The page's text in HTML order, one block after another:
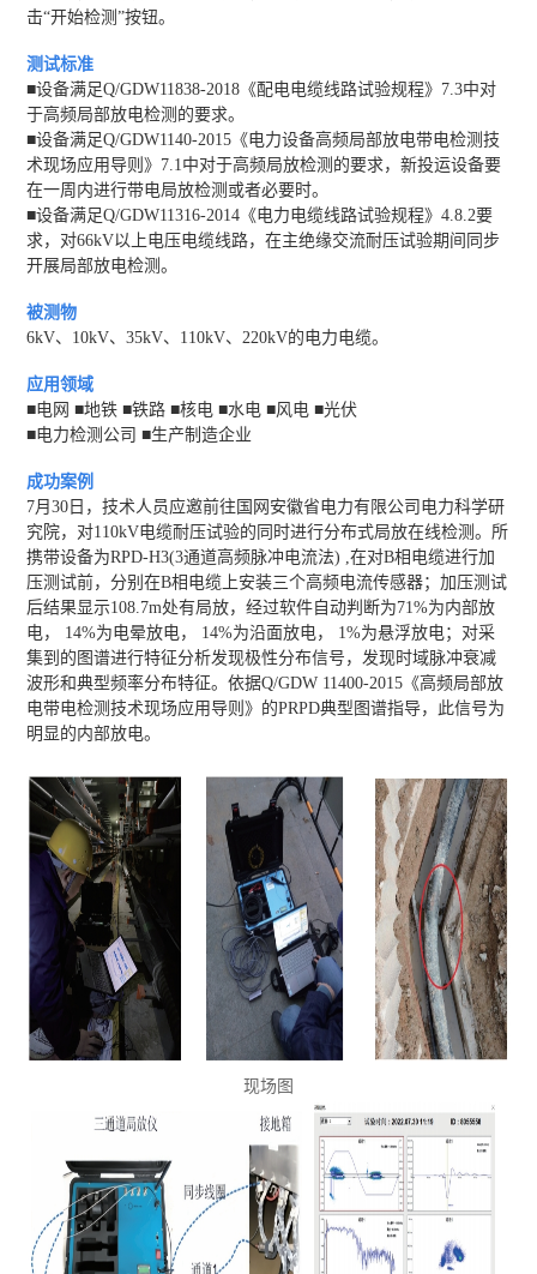
击“开始检测”按钮。
测试标准
■设备满足Q/GDW11838-2018《配电电缆线路试验规程》7.3中对
于高频局部放电检测的要求。
■设备满足Q/GDW1140-2015《电力设备高频局部放电带电检测技
术现场应用导则》7.1中对于高频局放检测的要求，新投运设备要
在一周内进行带电局放检测或者必要时。
■设备满足Q/GDW11316-2014《电力电缆线路试验规程》4.8.2要
求，对66kV以上电压电缆线路，在主绝缘交流耐压试验期间同步
开展局部放电检测。
被测物
6kV、10kV、35kV、110kV、220kV的电力电缆。
应用领域
■电网 ■地铁 ■铁路 ■核电 ■水电 ■风电 ■光伏
■电力检测公司 ■生产制造企业
成功案例
7月30日，技术人员应邀前往国网安徽省电力有限公司电力科学研
究院，对110kV电缆耐压试验的同时进行分布式局放在线检测。所
携带设备为RPD-H3(3通道高频脉冲电流法) ,在对B相电缆进行加
压测试前，分别在B相电缆上安装三个高频电流传感器；加压测试
后结果显示108.7m处有局放，经过软件自动判断为71%为内部放
电， 14%为电晕放电， 14%为沿面放电， 1%为悬浮放电；对采
集到的图谱进行特征分析发现极性分布信号，发现时域脉冲衰减
波形和典型频率分布特征。依据Q/GDW 11400-2015《高频局部放
电带电检测技术现场应用导则》的PRPD典型图谱指导，此信号为
明显的内部放电。
现场图